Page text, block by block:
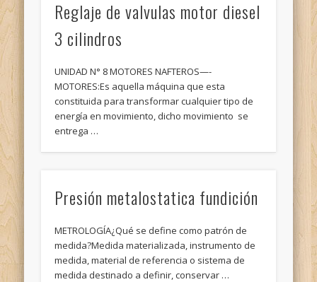
Reglaje de valvulas motor diesel
3 cilindros
UNIDAD N° 8 MOTORES NAFTEROS—-
MOTORES:Es aquella máquina que esta
constituida para transformar cualquier tipo de
energía en movimiento, dicho movimiento se
entrega …
Presión metalostatica fundición
METROLOGÍA¿Qué se define como patrón de
medida?Medida materializada, instrumento de
medida, material de referencia o sistema de
medida destinado a definir, conservar …